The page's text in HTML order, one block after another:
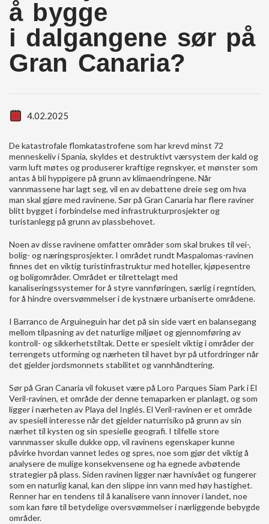
å bygge
i dalgangene sør på
Gran Canaria?
4.02.2025
De katastrofale flomkatastrofene som har krevd minst 72
menneskeliv i Spania, skyldes et destruktivt værsystem der kald og
varm luft møtes og produserer kraftige regnskyer, et mønster som
antas å bli hyppigere på grunn av klimaendringene. Når
vannmassene har lagt seg, vil en av debattene dreie seg om hva
man skal gjøre med ravinene. Sør på Gran Canaria har flere raviner
blitt bygget i forbindelse med infrastrukturprosjekter og
turistanlegg på grunn av plassbehovet.
Noen av disse ravinene omfatter områder som skal brukes til vei-,
bolig- og næringsprosjekter. I området rundt Maspalomas-ravinen
finnes det en viktig turistinfrastruktur med hoteller, kjøpesentre
og boligområder. Området er tilrettelagt med
kanaliseringssystemer for å styre vannføringen, særlig i regntiden,
for å hindre oversvømmelser i de kystnære urbaniserte områdene.
I Barranco de Arguineguín har det på sin side vært en balansegang
mellom tilpasning av det naturlige miljøet og gjennomføring av
kontroll- og sikkerhetstiltak. Dette er spesielt viktig i områder der
terrengets utforming og nærheten til havet byr på utfordringer når
det gjelder jordsmonnets stabilitet og vannhåndtering.
Sør på Gran Canaria vil fokuset være på Loro Parques Siam Park i El
Veril-ravinen, et område der denne temaparken er planlagt, og som
ligger i nærheten av Playa del Inglés. El Veril-ravinen er et område
av spesiell interesse når det gjelder naturrisiko på grunn av sin
nærhet til kysten og sin spesielle geografi. I tilfelle store
vannmasser skulle dukke opp, vil ravinens egenskaper kunne
påvirke hvordan vannet ledes og spres, noe som gjør det viktig å
analysere de mulige konsekvensene og ha egnede avbøtende
strategier på plass. Siden ravinen ligger nær havnivået og fungerer
som en naturlig kanal, kan den slippe inn vann med høy hastighet.
Renner har en tendens til å kanalisere vann innover i landet, noe
som kan føre til betydelige oversvømmelser i nærliggende bebygde
områder.